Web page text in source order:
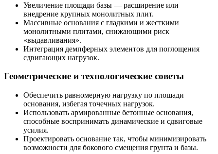
Увеличение площади базы — расширение или
внедрение крупных монолитных плит.
Массивные основания с гладкими и жесткими
монолитными плитами, снижающими риск
«выдавливания».
Интеграция демпферных элементов для поглощения
сдвигающих нагрузок.
Геометрические и технологические советы
Обеспечить равномерную нагрузку по площади
основания, избегая точечных нагрузок.
Использовать армированные бетонные основания,
способные воспринимать динамические и сдвиговые
усилия.
Проектировать основание так, чтобы минимизировать
возможности для бокового смещения грунта и базы.